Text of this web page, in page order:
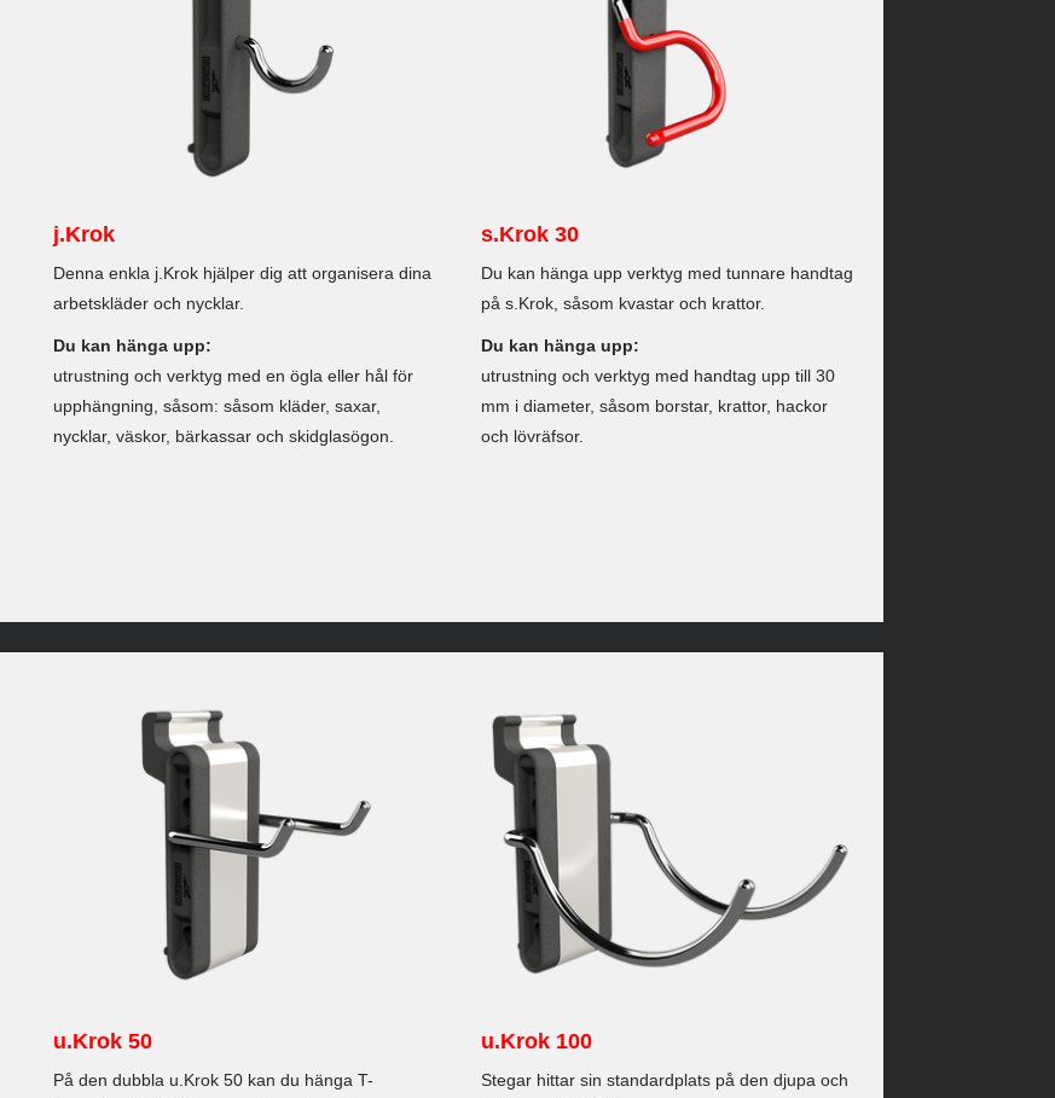
j.Krok
Denna enkla j.Krok hjälper dig att organisera dina
arbetskläder och nycklar.
Du kan hänga upp:
utrustning och verktyg med en ögla eller hål för
upphängning, såsom: såsom kläder, saxar,
nycklar, väskor, bärkassar och skidglasögon.
s.Krok 30
Du kan hänga upp verktyg med tunnare handtag
på s.Krok, såsom kvastar och krattor.
Du kan hänga upp:
utrustning och verktyg med handtag upp till 30
mm i diameter, såsom borstar, krattor, hackor
och lövräfsor.
u.Krok 50
På den dubbla u.Krok 50 kan du hänga T-
u.Krok 100
Stegar hittar sin standardplats på den djupa och